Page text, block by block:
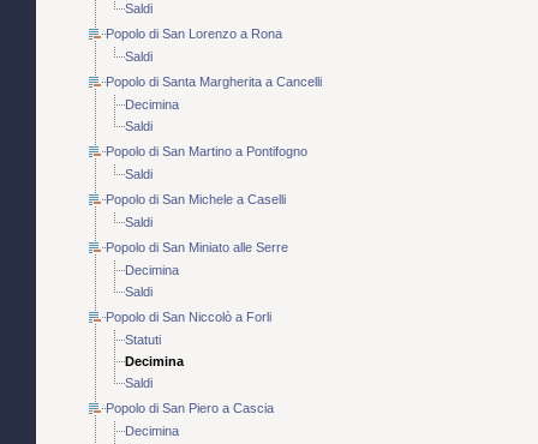
Saldi
Popolo di San Lorenzo a Rona
Saldi
Popolo di Santa Margherita a Cancelli
Decimina
Saldi
Popolo di San Martino a Pontifogno
Saldi
Popolo di San Michele a Caselli
Saldi
Popolo di San Miniato alle Serre
Decimina
Saldi
Popolo di San Niccolò a Forli
Statuti
Decimina
Saldi
Popolo di San Piero a Cascia
Decimina